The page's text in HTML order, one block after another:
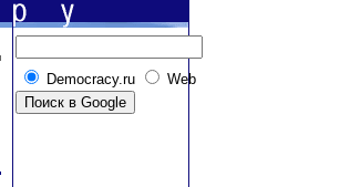
Democracy.ru Web